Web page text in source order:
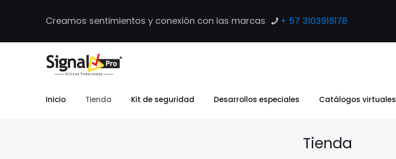
Creamos sentimientos y conexión con las marcas + 57 3103918178
Inicio Tienda Kit de seguridad Desarrollos especiales Catálogos virtuales
Tienda